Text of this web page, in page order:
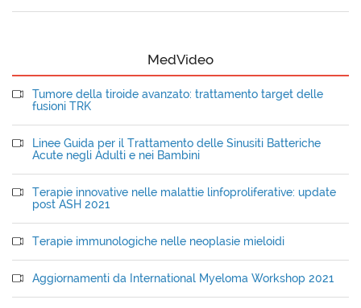
MedVideo
Tumore della tiroide avanzato: trattamento target delle
fusioni TRK
Linee Guida per il Trattamento delle Sinusiti Batteriche
Acute negli Adulti e nei Bambini
Terapie innovative nelle malattie linfoproliferative: update
post ASH 2021
Terapie immunologiche nelle neoplasie mieloidi
Aggiornamenti da International Myeloma Workshop 2021